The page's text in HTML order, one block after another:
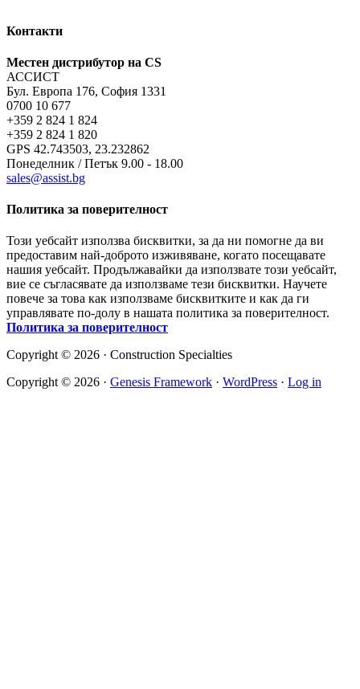
Контакти
Местен дистрибутор на CS
АССИСТ
Бул. Европа 176, София 1331
0700 10 677
+359 2 824 1 824
+359 2 824 1 820
GPS 42.743503, 23.232862
Понеделник / Петък 9.00 - 18.00
sales@assist.bg
Политика за поверителност
Този уебсайт използва бисквитки, за да ни помогне да ви
предоставим най-доброто изживяване, когато посещавате
нашия уебсайт. Продължавайки да използвате този уебсайт,
вие се съгласявате да използваме тези бисквитки. Научете
повече за това как използваме бисквитките и как да ги
управлявате по-долу в нашата политика за поверителност.
Политика за поверителност
Copyright © 2026 · Construction Specialties
Copyright © 2026 · Genesis Framework · WordPress · Log in